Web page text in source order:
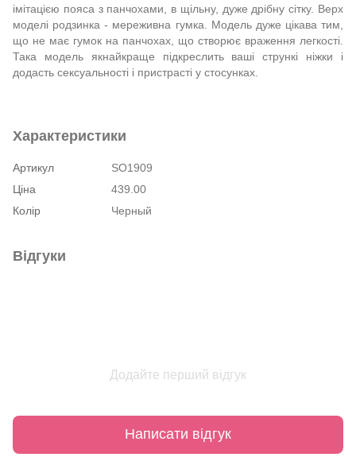
імітацією пояса з панчохами, в щільну, дуже дрібну сітку. Верх
моделі родзинка - мереживна гумка. Модель дуже цікава тим,
що не має гумок на панчохах, що створює враження легкості.
Така модель якнайкраще підкреслить ваші стрункі ніжки і
додасть сексуальності і пристрасті у стосунках.
Характеристики
Артикул
SO1909
Ціна
439.00
Колір
Черный
Відгуки
Додайте перший відгук
Написати відгук